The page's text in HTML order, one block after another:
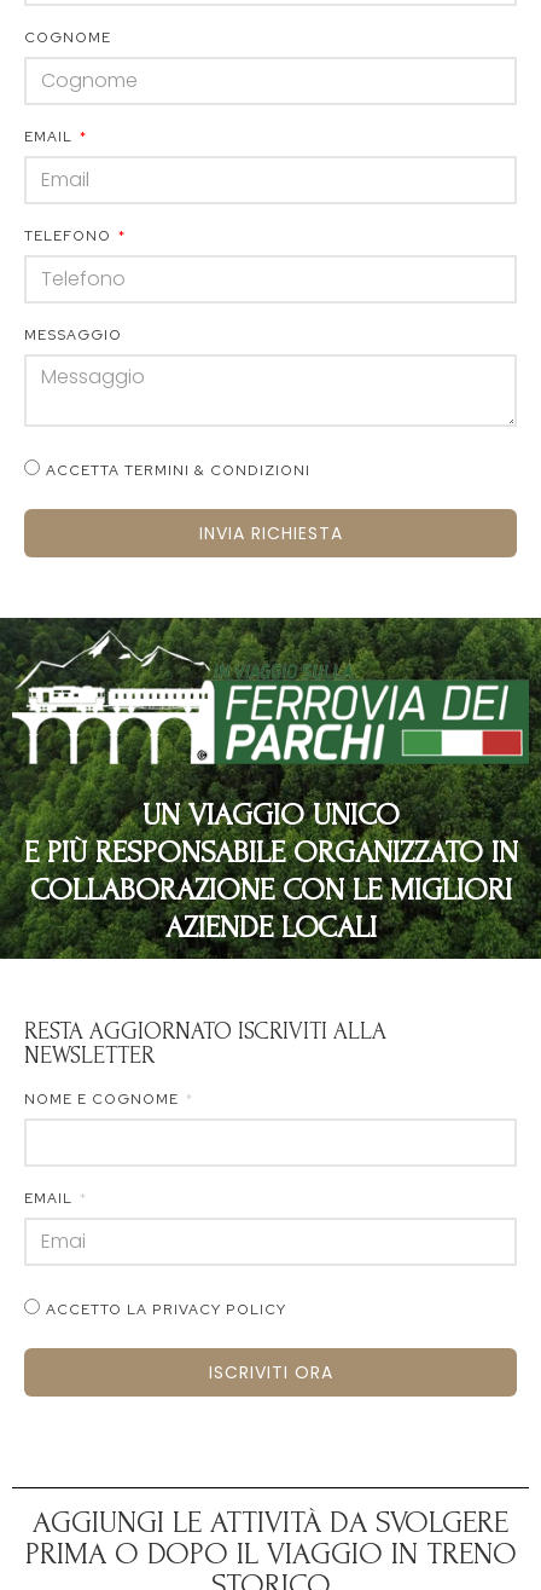
COGNOME
EMAIL
TELEFONO
MESSAGGIO
ACCETTA TERMINI & CONDIZIONI
INVIA RICHIESTA
UN VIAGGIO UNICO
E PIÙ RESPONSABILE ORGANIZZATO IN
COLLABORAZIONE CON LE MIGLIORI
AZIENDE LOCALI
RESTA AGGIORNATO ISCRIVITI ALLA
NEWSLETTER
NOME E COGNOME
EMAIL
ACCETTO LA PRIVACY POLICY
ISCRIVITI ORA
AGGIUNGI LE ATTIVITÀ DA SVOLGERE
PRIMA O DOPO IL VIAGGIO IN TRENO